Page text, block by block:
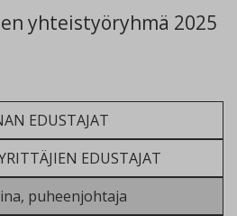
yhteistyöryhmä 2025
EDUSTAJAT
EDUSTAJAT
puheenjohtaja